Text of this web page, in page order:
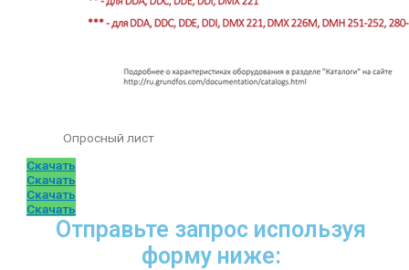
Опросный лист
Скачать
Скачать
Скачать
Скачать
Отправьте запрос используя
форму ниже: